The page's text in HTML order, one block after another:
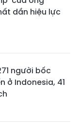
dần hiệu lực
người bốc
ở Indonesia, 41